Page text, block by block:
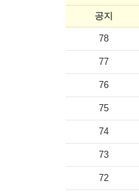
공지
78
77
76
75
74
73
72